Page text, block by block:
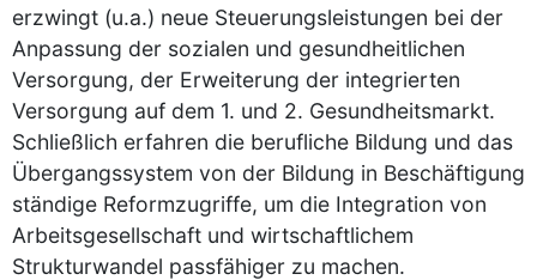
erzwingt (u.a.) neue Steuerungsleistungen bei der
Anpassung der sozialen und gesundheitlichen
Versorgung, der Erweiterung der integrierten
Versorgung auf dem 1. und 2. Gesundheitsmarkt.
Schließlich erfahren die berufliche Bildung und das
Übergangssystem von der Bildung in Beschäftigung
ständige Reformzugriffe, um die Integration von
Arbeitsgesellschaft und wirtschaftlichem
Strukturwandel passfähiger zu machen.